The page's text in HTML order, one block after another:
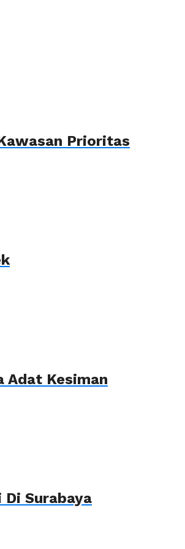
Prioritas
Adat Kesiman
Surabaya